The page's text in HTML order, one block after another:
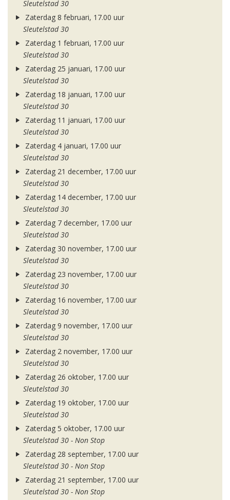
Sleutelstad 30
Zaterdag 8 februari, 17.00 uur
Sleutelstad 30
Zaterdag 1 februari, 17.00 uur
Sleutelstad 30
Zaterdag 25 januari, 17.00 uur
Sleutelstad 30
Zaterdag 18 januari, 17.00 uur
Sleutelstad 30
Zaterdag 11 januari, 17.00 uur
Sleutelstad 30
Zaterdag 4 januari, 17.00 uur
Sleutelstad 30
Zaterdag 21 december, 17.00 uur
Sleutelstad 30
Zaterdag 14 december, 17.00 uur
Sleutelstad 30
Zaterdag 7 december, 17.00 uur
Sleutelstad 30
Zaterdag 30 november, 17.00 uur
Sleutelstad 30
Zaterdag 23 november, 17.00 uur
Sleutelstad 30
Zaterdag 16 november, 17.00 uur
Sleutelstad 30
Zaterdag 9 november, 17.00 uur
Sleutelstad 30
Zaterdag 2 november, 17.00 uur
Sleutelstad 30
Zaterdag 26 oktober, 17.00 uur
Sleutelstad 30
Zaterdag 19 oktober, 17.00 uur
Sleutelstad 30
Zaterdag 5 oktober, 17.00 uur
Sleutelstad 30 - Non Stop
Zaterdag 28 september, 17.00 uur
Sleutelstad 30 - Non Stop
Zaterdag 21 september, 17.00 uur
Sleutelstad 30 - Non Stop